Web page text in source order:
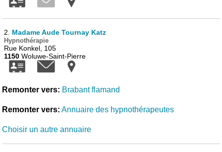
2. Madame Aude Tournay Katz
Hypnothérapie
Rue Konkel, 105
1150 Woluwe-Saint-Pierre
Remonter vers: Brabant flamand
Remonter vers: Annuaire des hypnothérapeutes
Choisir un autre annuaire